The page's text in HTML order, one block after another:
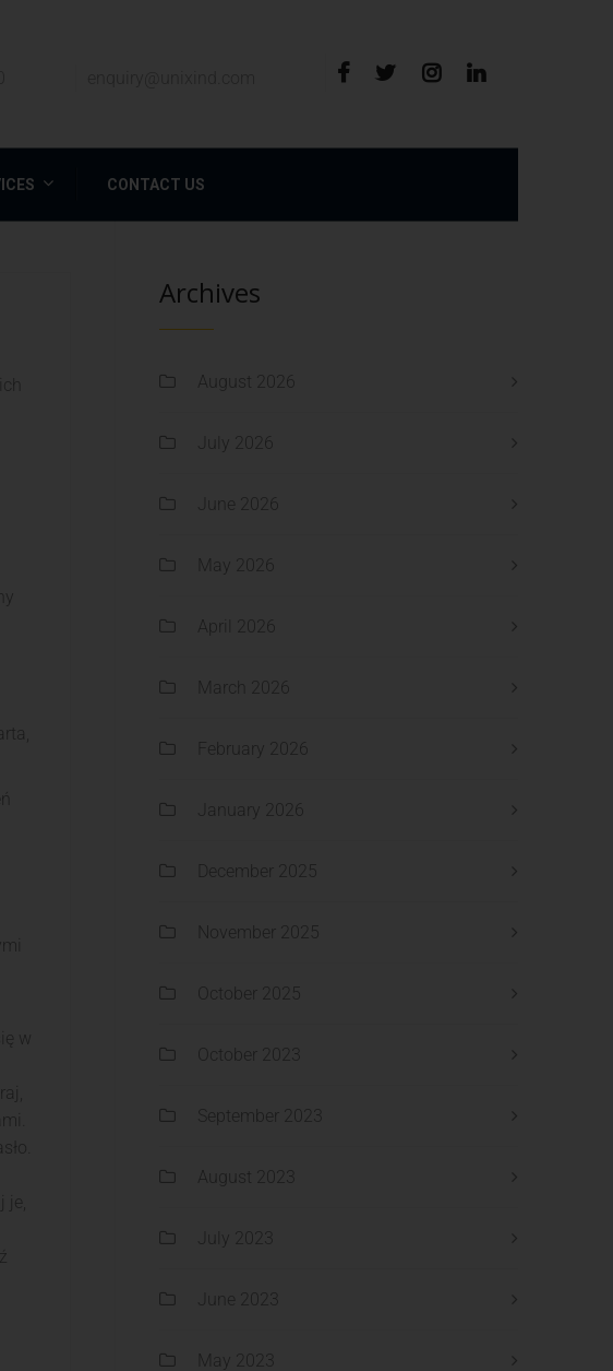
CONTACT US
w
Archives
August 2026
July 2026
June 2026
May 2026
April 2026
March 2026
February 2026
January 2026
December 2025
November 2025
October 2025
October 2023
September 2023
August 2023
July 2023
June 2023
May 2023